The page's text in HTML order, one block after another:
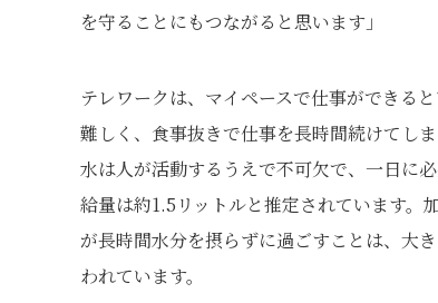
を守ることにもつながると思います」
テレワークは、マイペースで仕事ができる
難しく、食事抜きで仕事を長時間続けてし
水は人が活動するうえで不可欠で、一日に
給量は約1.5リットルと推定されています。
が長時間水分を摂らずに過ごすことは、大
われています。